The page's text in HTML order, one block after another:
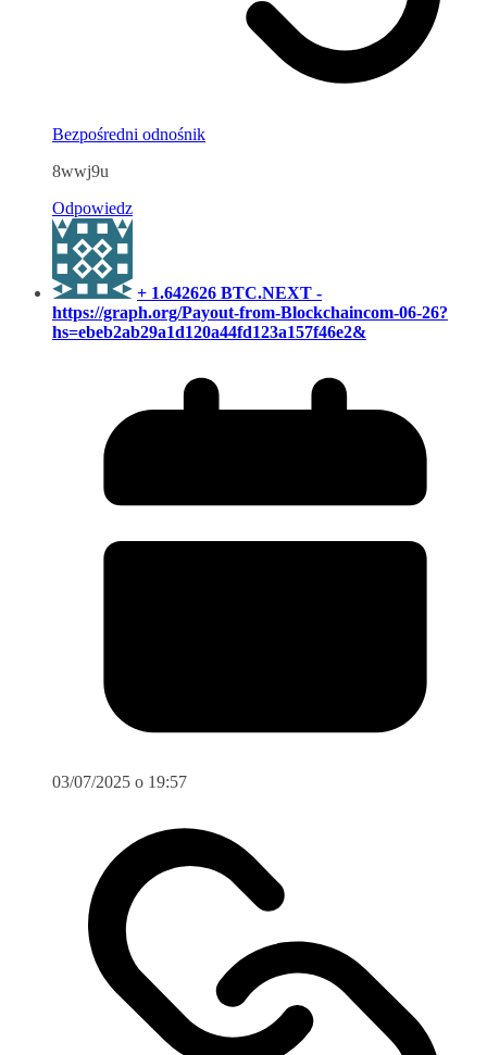
Bezpośredni odnośnik
8wwj9u
Odpowiedz
+ 1.642626 BTC.NEXT -
https://graph.org/Payout-from-Blockchaincom-06-26?
hs=ebeb2ab29a1d120a44fd123a157f46e2&
03/07/2025 o 19:57